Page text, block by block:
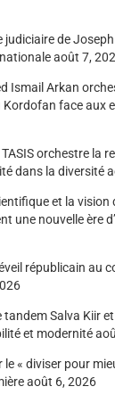
judiciaire de
août 7,
Ismail Arkan
Kordofan face aux
TASIS orchestre la
dans la diversité
et la vision
une nouvelle ère
républicain au
tandem Salva Kiir
et modernité
le « diviser pour
août 6, 2026